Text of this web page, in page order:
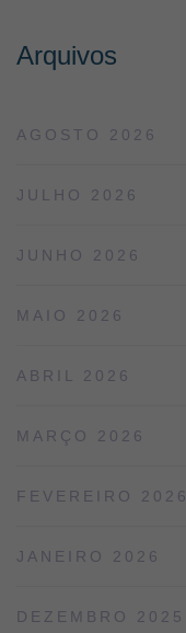
Arquivos
AGOSTO 2026
JULHO 2026
JUNHO 2026
MAIO 2026
ABRIL 2026
MARÇO 2026
FEVEREIRO 2026
JANEIRO 2026
DEZEMBRO 2025